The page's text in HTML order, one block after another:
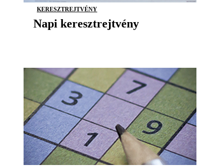
KERESZTREJTVÉNY
Napi keresztrejtvény